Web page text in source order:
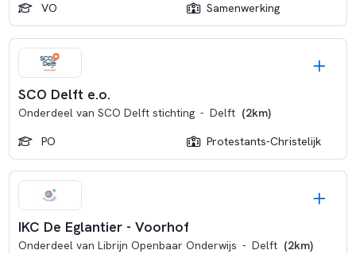
VO Samenwerking
SCO Delft e.o.
Onderdeel van SCO Delft stichting - Delft (2km)
PO
Protestants-Christelijk
IKC De Eglantier - Voorhof
Onderdeel van Librijn Openbaar Onderwijs - Delft (2km)